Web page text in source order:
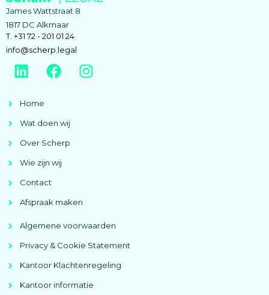
James Wattstraat 8
1817 DC Alkmaar
T. +31 72 - 201 01 24
info@scherp.legal
Home
Wat doen wij
Over Scherp
Wie zijn wij
Contact
Afspraak maken
Algemene voorwaarden
Privacy & Cookie Statement
Kantoor Klachtenregeling
Kantoor informatie